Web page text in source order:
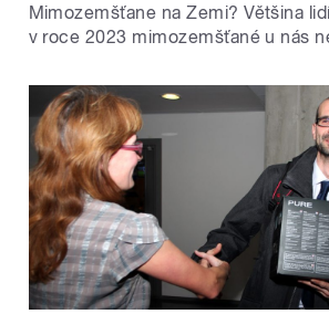
Mimozemšťane na Zemi? Většina
v roce 2023 mimozemšťané u nás